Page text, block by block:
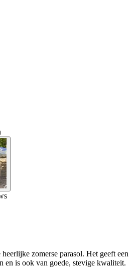
zomerse parasol. Het geeft een
en is ook van goede, stevige kwaliteit.